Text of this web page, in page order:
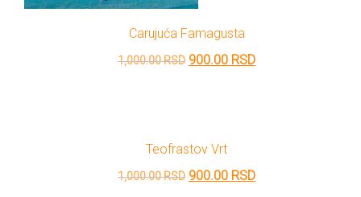
Carujuća Famagusta
1,000.00RSD Originalna
1,000.00 RSD.
900.00 RSDTrenutna
Teofrastov Vrt
1,000.00RSD Originalna
900.00 RSDTrenutna